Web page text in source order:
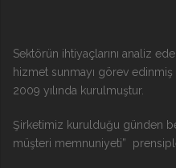
Sektörün ihtiyaçlarını analiz
hizmet sunmayı görev edinmiş
2009 yılında kurulmuştur.
Şirketimiz kurulduğu günden
müşteri memnuniyeti”